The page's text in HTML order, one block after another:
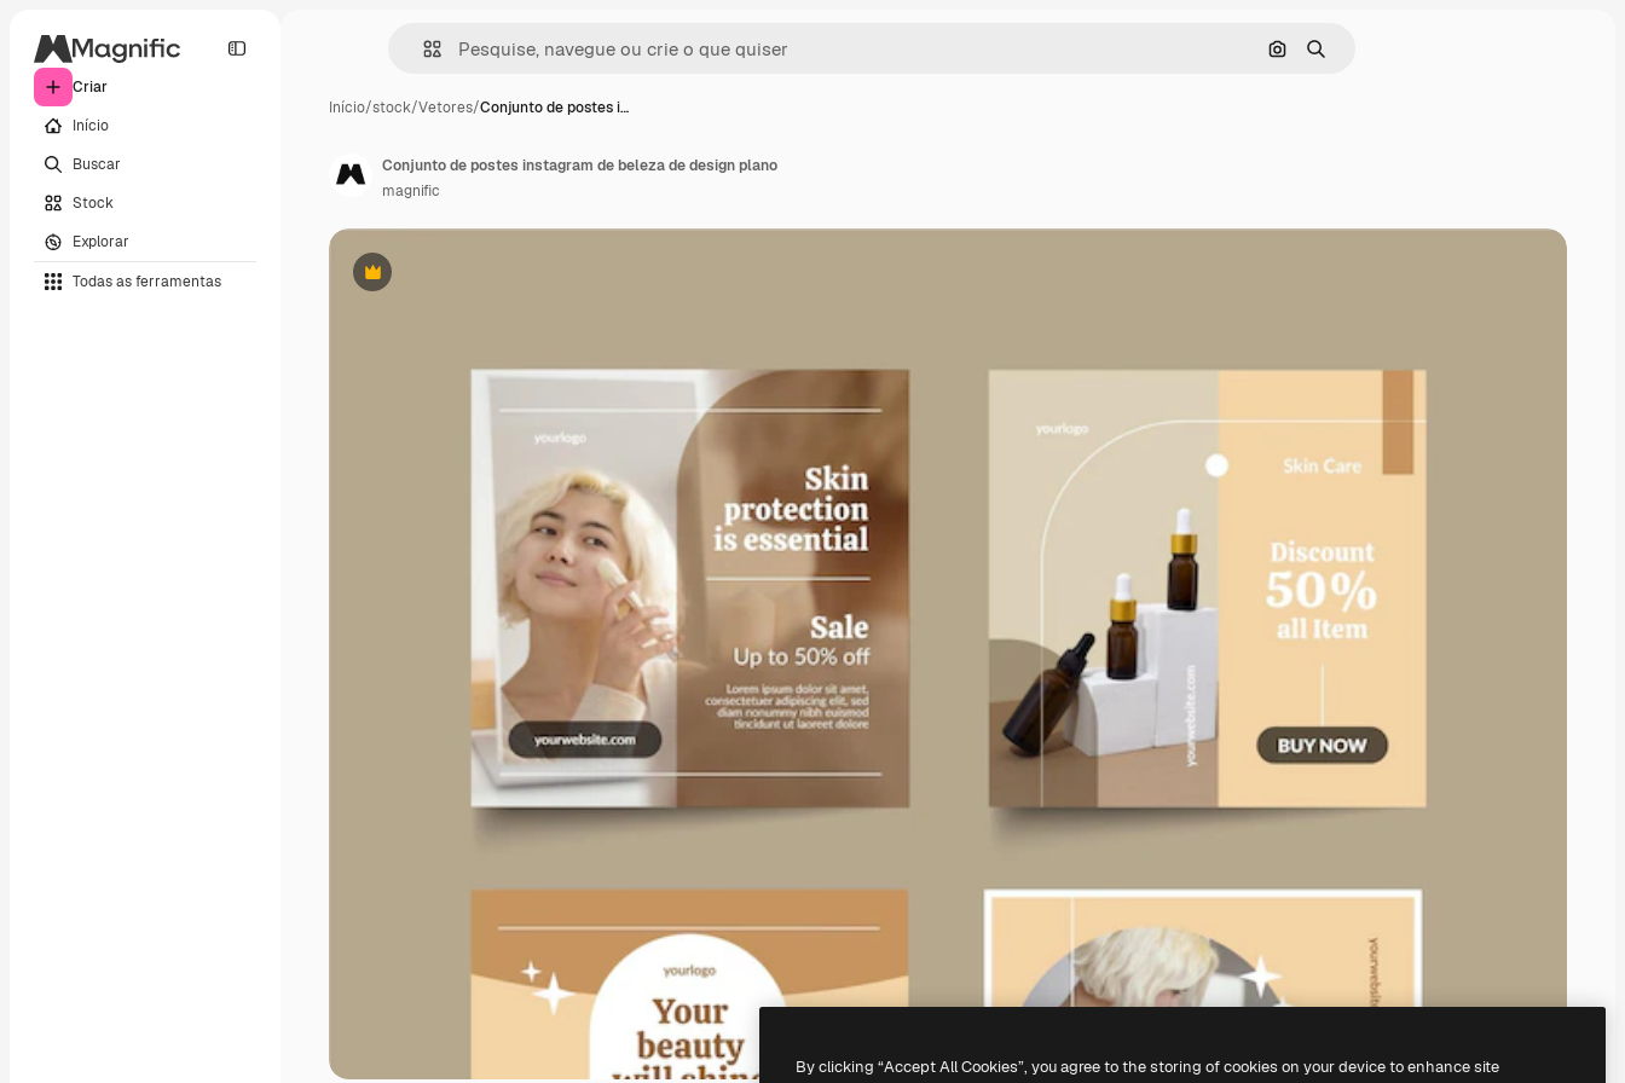
Criar
Início
Buscar
Stock
Explorar
Todas as ferramentas
Pesquisar por imagem
Buscar
Início/stock/Vetores/Conjunto de postes i…
Premium
Conjunto de postes instagram de beleza de design plano
magnific
By clicking “Accept All Cookies”, you agree to the storing of cookies on your device to enhance site